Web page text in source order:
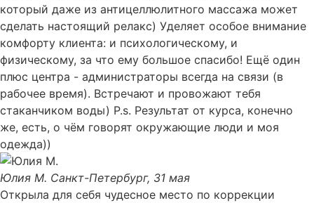
который даже из антицеллюлитного массажа может
сделать настоящий релакс) Уделяет особое внимание
комфорту клиента: и психологическому, и
физическому, за что ему большое спасибо! Ещё один
плюс центра - администраторы всегда на связи (в
рабочее время). Встречают и провожают тебя
стаканчиком воды) P.s. Результат от курса, конечно
же, есть, о чём говорят окружающие люди и моя
одежда))
Юлия М. Санкт-Петербург, 31 мая
Открыла для себя чудесное место по коррекции